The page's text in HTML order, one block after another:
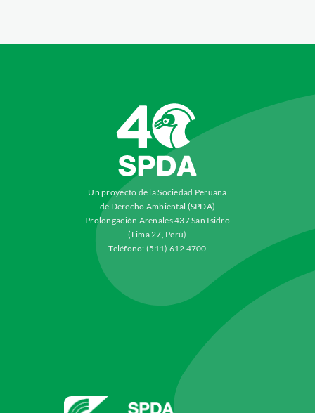
Un proyecto de la Sociedad Peruana
de Derecho Ambiental (SPDA)
Prolongación Arenales 437 San Isidro
(Lima 27, Perú)
Teléfono: (511) 612 4700